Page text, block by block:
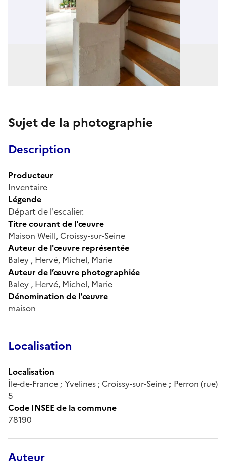
Sujet de la photographie
Description
Producteur
Inventaire
Légende
Départ de l'escalier.
Titre courant de l'œuvre
Maison Weill, Croissy-sur-Seine
Auteur de l'œuvre représentée
Baley , Hervé, Michel, Marie
Auteur de l’œuvre photographiée
Baley , Hervé, Michel, Marie
Dénomination de l'œuvre
maison
Localisation
Localisation
Île-de-France ; Yvelines ; Croissy-sur-Seine ; Perron (rue)
5
Code INSEE de la commune
78190
Auteur